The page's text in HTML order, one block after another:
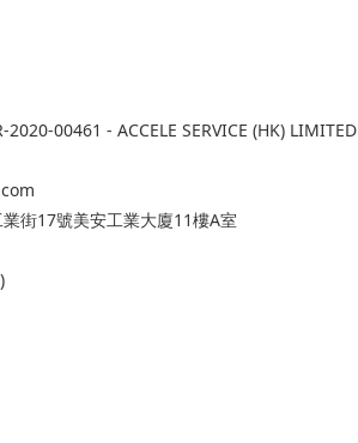
00461 - ACCELE SERVICE (HK) LIMITED
街17號美安工業大廈11樓A室